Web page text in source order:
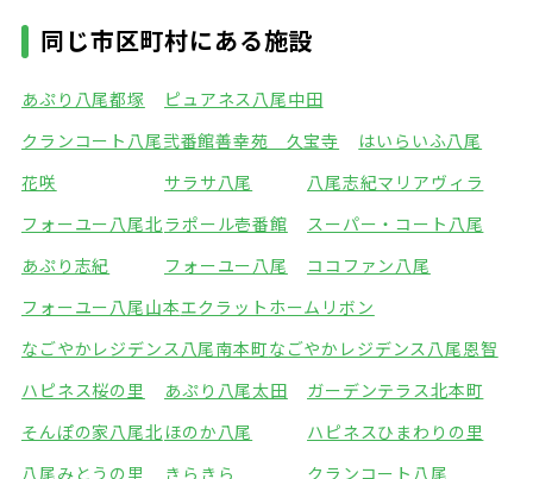
同じ市区町村にある施設
あぷり八尾都塚
ピュアネス八尾中田
クランコート八尾弐番館善幸苑 久宝寺
はいらいふ八尾
花咲
サラサ八尾
八尾志紀マリアヴィラ
フォーユー八尾北ラポール壱番館
スーパー・コート八尾
あぷり志紀
フォーユー八尾
ココファン八尾
フォーユー八尾山本エクラットホームリボン
なごやかレジデンス八尾南本町なごやかレジデンス八尾恩智
ハピネス桜の里
あぷり八尾太田
ガーデンテラス北本町
そんぽの家八尾北 ほのか八尾
ハピネスひまわりの里
八尾みとうの里
きらきら クランコート八尾